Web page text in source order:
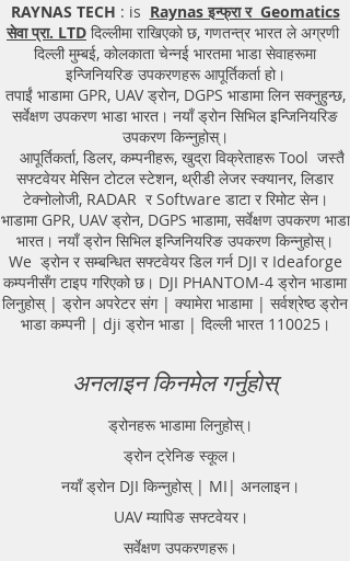
Sub-Surface Utility Scanner
|Locator, Equipment. Instrument,
GPR Survey machine in West
Bengal, .Ground Penetrating Radar
Equipment. GPR Survey companies
in Gaya, Ground Penetrating Radar,
| RAYNAS | TECH. GPR SUE Survey,
Ground Penetrating Radar Provider
Companies Survey,Underground
Utility Scanner Locator
Mapping.GPR(Ground Penetrating
Radar) Survey Provider . We
provide consolidated complete
solution to create detailed digital
lines in GIS platform.This exercise
helps in detection of buried
utilities (pipes, cables, etc.) for
excavation planning and damage
avoidance. Ground Penetrating
Radar Provider Companies Survey,
Underground Utility Scanner
Locator Mapping. India
GPR(Ground Penetrating Radar)
RAYNAS TECH : is Raynas इन्फ्रा र Geomatics
सेवा प्रा. LTD दिल्लीमा राखिएको छ, गणतन्त्र भारत ले अग्रणी
दिल्ली मुम्बई, कोलकाता चेन्नई भारतमा भाडा सेवाहरूमा
इन्जिनियरिङ उपकरणहरू आपूर्तिकर्ता हो।
तपाईं भाडामा GPR, UAV ड्रोन, DGPS भाडामा लिन सक्नुहुन्छ,
सर्वेक्षण उपकरण भाडा भारत। नयाँ ड्रोन सिभिल इन्जिनियरिङ
उपकरण किन्नुहोस्।
आपूर्तिकर्ता, डिलर, कम्पनीहरू, खुद्रा विक्रेताहरू Tool जस्तै
सफ्टवेयर मेसिन टोटल स्टेशन, थ्रीडी लेजर स्क्यानर, लिडार
टेक्नोलोजी, RADAR र Software डाटा र रिमोट सेन।
भाडामा GPR, UAV ड्रोन, DGPS भाडामा, सर्वेक्षण उपकरण भाडा
भारत। नयाँ ड्रोन सिभिल इन्जिनियरिङ उपकरण किन्नुहोस्।
We ड्रोन र सम्बन्धित सफ्टवेयर डिल गर्न DJI र Ideaforge
कम्पनीसँग टाइप गरिएको छ। DJI PHANTOM-4 ड्रोन भाडामा
लिनुहोस् | ड्रोन अपरेटर संग | क्यामेरा भाडामा | सर्वश्रेष्ठ ड्रोन
भाडा कम्पनी | dji ड्रोन भाडा | दिल्ली भारत 110025।
अनलाइन किनमेल गर्नुहोस्
ड्रोनहरू भाडामा लिनुहोस्।
ड्रोन ट्रेनिङ स्कूल।
नयाँ ड्रोन DJI किन्नुहोस् | MI| अनलाइन।
UAV म्यापिङ सफ्टवेयर।
सर्वेक्षण उपकरणहरू।